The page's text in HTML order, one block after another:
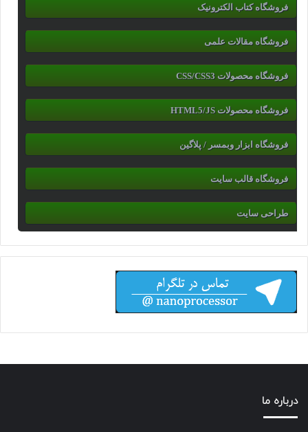
فروشگاه کتاب الکترونیک
فروشگاه مقالات علمی
فروشگاه محصولات CSS/CSS3
فروشگاه محصولات HTML5/JS
فروشگاه ابزار وبمسر / پلاگین
فروشگاه قالب سایت
طراحی سایت
درباره ما